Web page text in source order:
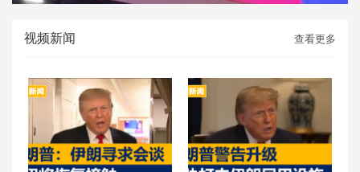
视频新闻 查看更多